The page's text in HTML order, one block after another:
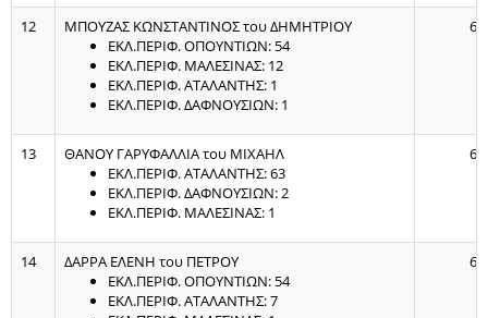
12
ΜΠΟΥΖΑΣ ΚΩΝΣΤΑΝΤΙΝΟΣ του ΔΗΜΗΤΡΙΟΥ
ΕΚΛ.ΠΕΡΙΦ. ΟΠΟΥΝΤΙΩΝ: 54
ΕΚΛ.ΠΕΡΙΦ. ΜΑΛΕΣΙΝΑΣ: 12
ΕΚΛ.ΠΕΡΙΦ. ΑΤΑΛΑΝΤΗΣ: 1
ΕΚΛ.ΠΕΡΙΦ. ΔΑΦΝΟΥΣΙΩΝ: 1
68
13
ΘΑΝΟΥ ΓΑΡΥΦΑΛΛΙΑ του ΜΙΧΑΗΛ
ΕΚΛ.ΠΕΡΙΦ. ΑΤΑΛΑΝΤΗΣ: 63
ΕΚΛ.ΠΕΡΙΦ. ΔΑΦΝΟΥΣΙΩΝ: 2
ΕΚΛ.ΠΕΡΙΦ. ΜΑΛΕΣΙΝΑΣ: 1
66
14
ΔΑΡΡΑ ΕΛΕΝΗ του ΠΕΤΡΟΥ
ΕΚΛ.ΠΕΡΙΦ. ΟΠΟΥΝΤΙΩΝ: 54
ΕΚΛ.ΠΕΡΙΦ. ΑΤΑΛΑΝΤΗΣ: 7
63